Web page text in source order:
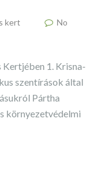
kert
No
1. Krisna-
szentírások által
Pártha
környezetvédelmi